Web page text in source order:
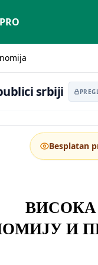
PRO
srbiji
И
Besplatan